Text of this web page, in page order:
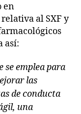
en
al SXF y
así:
se emplea para
las
de conducta
una